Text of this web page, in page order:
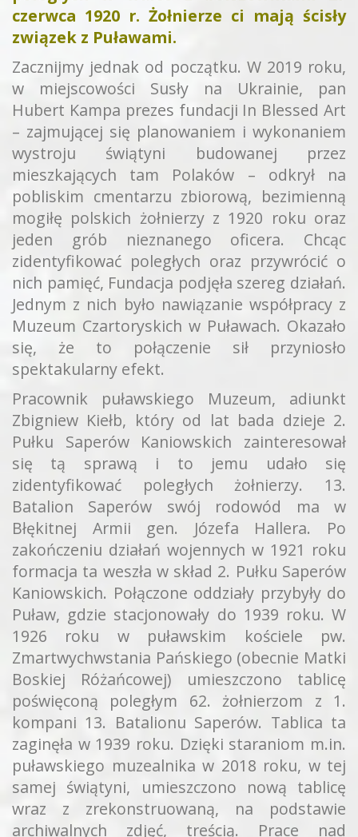
czerwca 1920 r. Żołnierze ci mają ścisły
związek z Puławami.
Zacznijmy jednak od początku. W 2019 roku,
w miejscowości Susły na Ukrainie, pan
Hubert Kampa prezes fundacji In Blessed Art
– zajmującej się planowaniem i wykonaniem
wystroju świątyni budowanej przez
mieszkających tam Polaków – odkrył na
pobliskim cmentarzu zbiorową, bezimienną
mogiłę polskich żołnierzy z 1920 roku oraz
jeden grób nieznanego oficera. Chcąc
zidentyfikować poległych oraz przywrócić o
nich pamięć, Fundacja podjęła szereg działań.
Jednym z nich było nawiązanie współpracy z
Muzeum Czartoryskich w Puławach. Okazało
się, że to połączenie sił przyniosło
spektakularny efekt.
Pracownik puławskiego Muzeum, adiunkt
Zbigniew Kiełb, który od lat bada dzieje 2.
Pułku Saperów Kaniowskich zainteresował
się tą sprawą i to jemu udało się
zidentyfikować poległych żołnierzy. 13.
Batalion Saperów swój rodowód ma w
Błękitnej Armii gen. Józefa Hallera. Po
zakończeniu działań wojennych w 1921 roku
formacja ta weszła w skład 2. Pułku Saperów
Kaniowskich. Połączone oddziały przybyły do
Puław, gdzie stacjonowały do 1939 roku. W
1926 roku w puławskim kościele pw.
Zmartwychwstania Pańskiego (obecnie Matki
Boskiej Różańcowej) umieszczono tablicę
poświęconą poległym 62. żołnierzom z 1.
kompani 13. Batalionu Saperów. Tablica ta
zaginęła w 1939 roku. Dzięki staraniom m.in.
puławskiego muzealnika w 2018 roku, w tej
samej świątyni, umieszczono nową tablicę
wraz z zrekonstruowaną, na podstawie
archiwalnych zdjęć, treścią. Prace nad